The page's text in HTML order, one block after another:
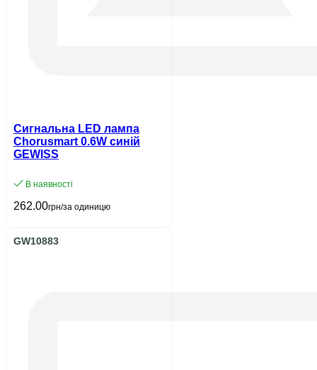
Сигнальна LED лампа
Chorusmart 0.6W синій
GEWISS
В наявності
262.00грн/за одиницю
GW10883